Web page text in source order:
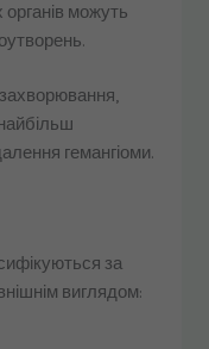
органів можуть
гемангіоми.
за
виглядом: